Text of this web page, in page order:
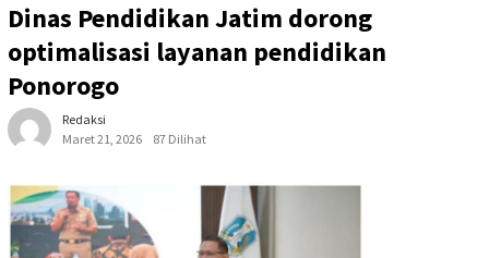
Dinas Pendidikan Jatim dorong
optimalisasi layanan pendidikan
Ponorogo
Redaksi
Maret 21, 2026
87 Dilihat